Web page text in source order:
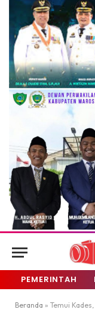
PEMERINTAH
Beranda » Temui Kades,